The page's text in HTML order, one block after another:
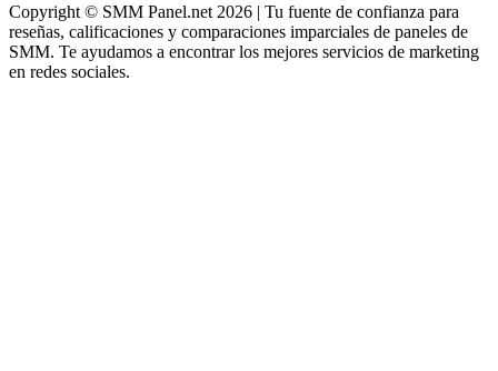
Copyright © SMM Panel.net 2026 | Tu fuente de confianza para
reseñas, calificaciones y comparaciones imparciales de paneles de
SMM. Te ayudamos a encontrar los mejores servicios de marketing
en redes sociales.